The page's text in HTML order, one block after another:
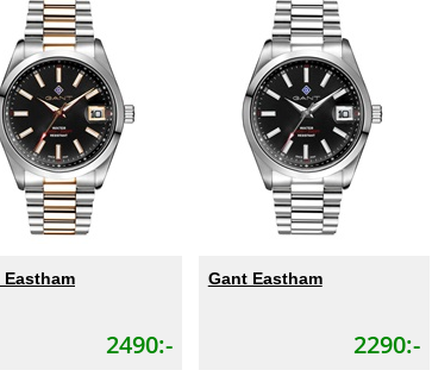
Eastham
2490:-
Gant Eastham
2290:-